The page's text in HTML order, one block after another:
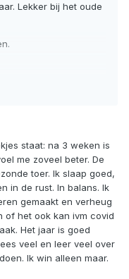
Lekker bij het oude
staat: na 3 weken is
me zoveel beter. De
toer. Ik slaap goed,
in de rust. In balans. Ik
gemaakt en verheug
of het ook kan ivm covid
Het jaar is goed
veel en leer veel over
Ik win alleen maar.